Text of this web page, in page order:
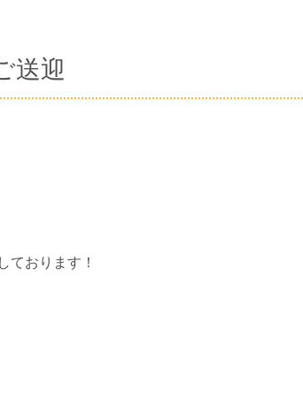
送迎
ております！